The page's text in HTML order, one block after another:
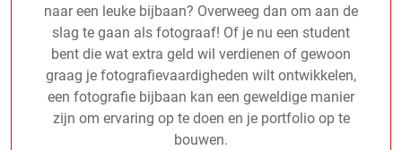
naar een leuke bijbaan? Overweeg dan om aan de
slag te gaan als fotograaf! Of je nu een student
bent die wat extra geld wil verdienen of gewoon
graag je fotografievaardigheden wilt ontwikkelen,
een fotografie bijbaan kan een geweldige manier
zijn om ervaring op te doen en je portfolio op te
bouwen.